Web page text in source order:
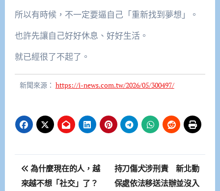
所以有時候，不一定要逼自己「重新找到夢想」。
也許先讓自己好好休息、好好生活。
就已經很了不起了。
新聞來源： https://i-news.com.tw/2026/05/300497/
文
章
為什麼現在的人，越
來越不想「社交」了？
持刀傷犬涉刑責 新北動
保處依法移送法辦並沒入